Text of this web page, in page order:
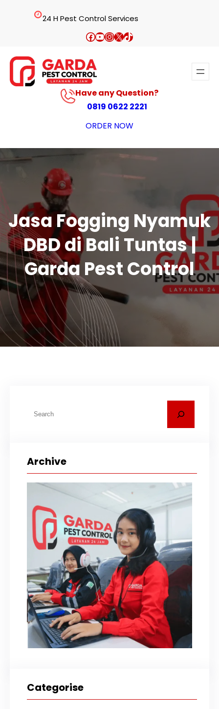
24 H Pest Control Services
Facebook
YouTube
Instagram
X TikTok
Have any Question?
0819 0622 2221
ORDER NOW
Jasa Fogging Nyamuk
DBD di Bali Tuntas |
Garda Pest Control
Archive
Categorise